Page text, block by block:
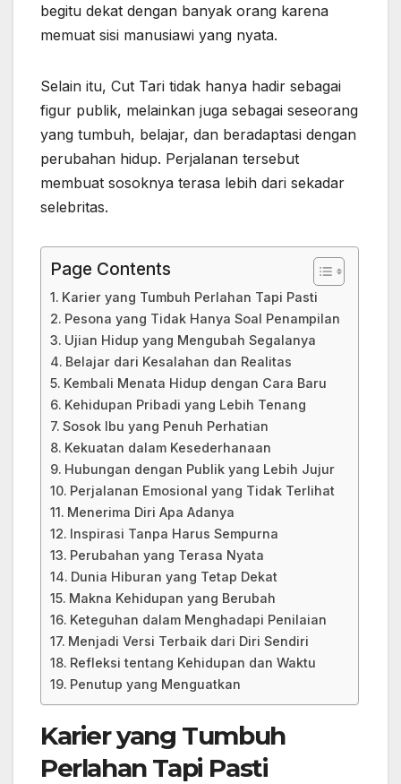
begitu dekat dengan banyak orang karena
memuat sisi manusiawi yang nyata.
Selain itu, Cut Tari tidak hanya hadir sebagai
figur publik, melainkan juga sebagai seseorang
yang tumbuh, belajar, dan beradaptasi dengan
perubahan hidup. Perjalanan tersebut
membuat sosoknya terasa lebih dari sekadar
selebritas.
Page Contents
Karier yang Tumbuh Perlahan Tapi Pasti
Pesona yang Tidak Hanya Soal Penampilan
Ujian Hidup yang Mengubah Segalanya
Belajar dari Kesalahan dan Realitas
Kembali Menata Hidup dengan Cara Baru
Kehidupan Pribadi yang Lebih Tenang
Sosok Ibu yang Penuh Perhatian
Kekuatan dalam Kesederhanaan
Hubungan dengan Publik yang Lebih Jujur
Perjalanan Emosional yang Tidak Terlihat
Menerima Diri Apa Adanya
Inspirasi Tanpa Harus Sempurna
Perubahan yang Terasa Nyata
Dunia Hiburan yang Tetap Dekat
Makna Kehidupan yang Berubah
Keteguhan dalam Menghadapi Penilaian
Menjadi Versi Terbaik dari Diri Sendiri
Refleksi tentang Kehidupan dan Waktu
Penutup yang Menguatkan
Karier yang Tumbuh
Perlahan Tapi Pasti